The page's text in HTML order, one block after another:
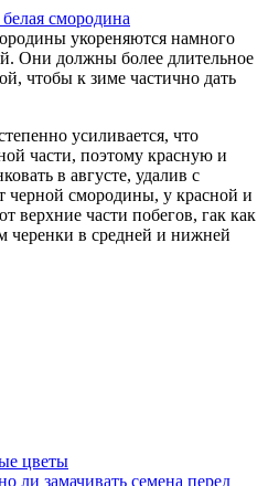
укореняются намного
Они должны более длительное
чтобы к зиме частично дать
усиливается, что
части, поэтому красную и
в августе, удалив с
черной смородины, у красной и
верхние части побегов, гак как
черенки в средней и нижней
цветы
ли замачивать семена перед